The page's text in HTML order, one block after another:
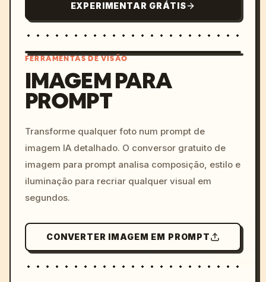
EXPERIMENTAR GRÁTIS
colors, 8k --v 6.0
FERRAMENTAS DE VISÃO
IMAGEM PARA
PROMPT
Transforme qualquer foto num prompt de
imagem IA detalhado. O conversor gratuito de
imagem para prompt analisa composição, estilo e
iluminação para recriar qualquer visual em
segundos.
CONVERTER IMAGEM EM PROMPT